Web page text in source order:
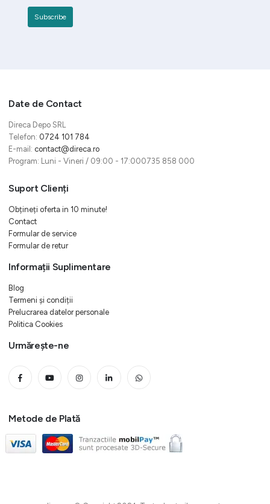
Date de Contact
Direca Depo SRL
Telefon: 0724 101 784
E-mail: contact@direca.ro
Program: Luni - Vineri / 09:00 - 17:000735 858 000
Suport Clienți
Obțineți oferta in 10 minute!
Contact
Formular de service
Formular de retur
Informații Suplimentare
Blog
Termeni și condiții
Prelucrarea datelor personale
Politica Cookies
Urmărește-ne
Metode de Plată